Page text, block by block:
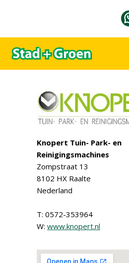
Knopert Tuin- Park- en
Reinigingsmachines
Zompstraat 13
8102 HX Raalte
Nederland
T: 0572-353964
W: www.knopert.nl